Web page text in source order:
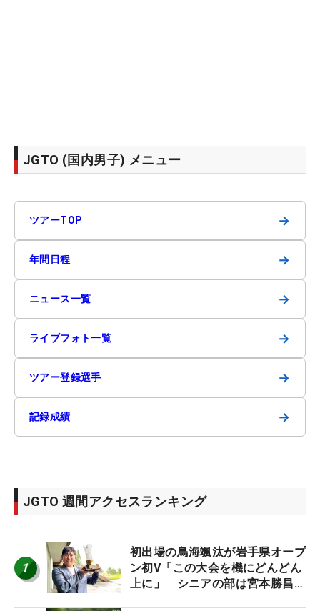
JGTO (国内男子) メニュー
ツアーTOP →
年間日程 →
ニュース一覧 →
ライブフォト一覧 →
ツアー登録選手 →
記録成績 →
JGTO 週間アクセスランキング
1
初出場の鳥海颯汰が岩手県オープ
ン初V「この大会を機にどんどん
上に」 シニアの部は宮本勝昌が